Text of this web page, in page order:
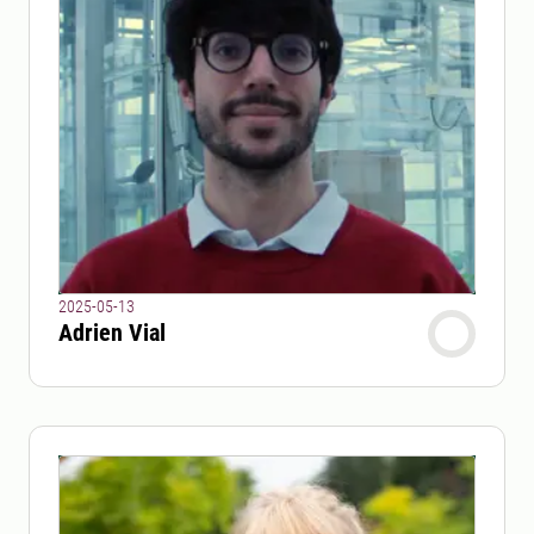
2025-05-13
Adrien Vial